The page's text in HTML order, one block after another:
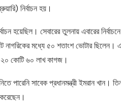
নির্বাচন হয়।
হয়েছিল। সেবারের তুলনায় এবারের
মধ্যে ৫০ শতাংশ ভোটার ছিলেন।
২০ কোটি ৬০ লাখ কাগজ।
পারেনি সাবেক প্রধানমন্ত্রী ইমরান